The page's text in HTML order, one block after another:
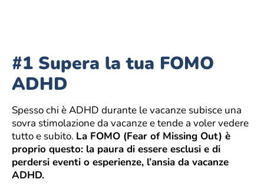
#1 Supera la tua FOMO
ADHD
Spesso chi è ADHD durante le vacanze subisce una
sovra stimolazione da vacanze e tende a voler vedere
tutto e subito. La FOMO (Fear of Missing Out) è
proprio questo: la paura di essere esclusi e di
perdersi eventi o esperienze, l’ansia da vacanze
ADHD.